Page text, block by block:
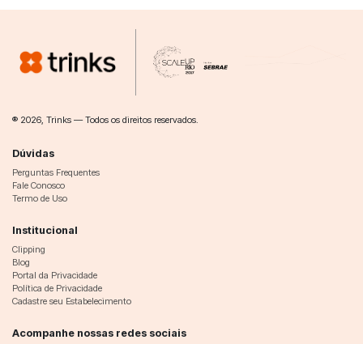
® 2026, Trinks — Todos os direitos reservados.
Dúvidas
Perguntas Frequentes
Fale Conosco
Termo de Uso
Institucional
Clipping
Blog
Portal da Privacidade
Política de Privacidade
Cadastre seu Estabelecimento
Acompanhe nossas redes sociais